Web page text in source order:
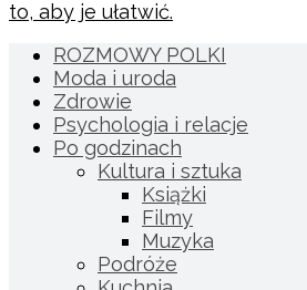
ROZMOWY POLKI
Moda i uroda
Zdrowie
Psychologia i relacje
Po godzinach
Kultura i sztuka
Książki
Filmy
Muzyka
Podróże